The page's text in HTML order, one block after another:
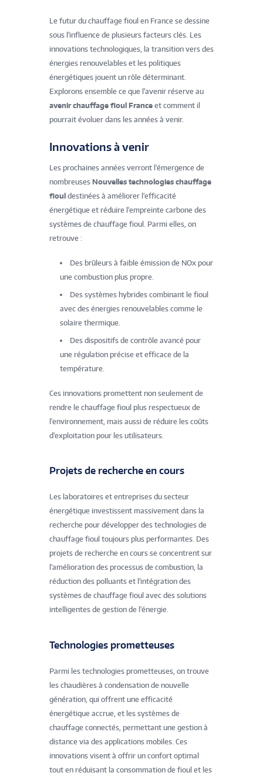
Le futur du chauffage fioul en France se dessine
sous l'influence de plusieurs facteurs clés. Les
innovations technologiques, la transition vers des
énergies renouvelables et les politiques
énergétiques jouent un rôle déterminant.
Explorons ensemble ce que l'avenir réserve au
avenir chauffage fioul France et comment il
pourrait évoluer dans les années à venir.
Innovations à venir
Les prochaines années verront l'émergence de
nombreuses Nouvelles technologies chauffage
fioul destinées à améliorer l'efficacité
énergétique et réduire l'empreinte carbone des
systèmes de chauffage fioul. Parmi elles, on
retrouve :
Des brûleurs à faible émission de NOx pour
une combustion plus propre.
Des systèmes hybrides combinant le fioul
avec des énergies renouvelables comme le
solaire thermique.
Des dispositifs de contrôle avancé pour
une régulation précise et efficace de la
température.
Ces innovations promettent non seulement de
rendre le chauffage fioul plus respectueux de
l'environnement, mais aussi de réduire les coûts
d'exploitation pour les utilisateurs.
Projets de recherche en cours
Les laboratoires et entreprises du secteur
énergétique investissent massivement dans la
recherche pour développer des technologies de
chauffage fioul toujours plus performantes. Des
projets de recherche en cours se concentrent sur
l'amélioration des processus de combustion, la
réduction des polluants et l'intégration des
systèmes de chauffage fioul avec des solutions
intelligentes de gestion de l'énergie.
Technologies prometteuses
Parmi les technologies prometteuses, on trouve
les chaudières à condensation de nouvelle
génération, qui offrent une efficacité
énergétique accrue, et les systèmes de
chauffage connectés, permettant une gestion à
distance via des applications mobiles. Ces
innovations visent à offrir un confort optimal
tout en réduisant la consommation de fioul et les